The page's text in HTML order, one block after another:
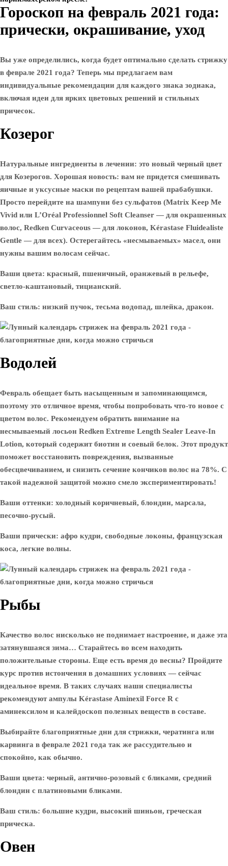
Гороскоп на февраль 2021 года:
прически, окрашивание, уход
Вы уже определились, когда будет оптимально сделать стрижку
в феврале 2021 года? Теперь мы предлагаем вам
индивидуальные рекомендации для каждого знака зодиака,
включая идеи для ярких цветовых решений и стильных
причесок.
Козерог
Натуральные ингредиенты в лечении: это новый черный цвет
для Козерогов. Хорошая новость: вам не придется смешивать
яичные и уксусные маски по рецептам вашей прабабушки.
Просто перейдите на шампуни без сульфатов (Matrix Keep Me
Vivid или L’Oréal Professionnel Soft Cleanser — для окрашенных
волос, Redken Curvaceous — для локонов, Kérastase Fluidealiste
Gentle — для всех). Остерегайтесь «несмываемых» масел, они
нужны вашим волосам сейчас.
Ваши цвета: красный, пшеничный, оранжевый в рельефе,
светло-каштановый, тицианский.
Ваш стиль: низкий пучок, тесьма водопад, шлейка, дракон.
Водолей
Февраль обещает быть насыщенным и запоминающимся,
поэтому это отличное время, чтобы попробовать что-то новое с
цветом волос. Рекомендуем обратить внимание на
несмываемый лосьон Redken Extreme Length Sealer Leave-In
Lotion, который содержит биотин и соевый белок. Этот продукт
поможет восстановить повреждения, вызванные
обесцвечиванием, и снизить сечение кончиков волос на 78%. С
такой надежной защитой можно смело экспериментировать!
Ваши оттенки: холодный коричневый, блондин, марсала,
песочно-русый.
Ваши прически: афро кудри, свободные локоны, французская
коса, легкие волны.
Рыбы
Качество волос нисколько не поднимает настроение, и даже эта
затянувшаяся зима… Старайтесь во всем находить
положительные стороны. Еще есть время до весны? Пройдите
курс против истончения в домашних условиях — сейчас
идеальное время. В таких случаях наши специалисты
рекомендуют ампулы Kérastase Aminexil Force R с
аминексилом и калейдоскоп полезных веществ в составе.
Выбирайте благоприятные дни для стрижки, чератинга или
карвинга в феврале 2021 года так же рассудительно и
спокойно, как обычно.
Ваши цвета: черный, антично-розовый с бликами, средний
блондин с платиновыми бликами.
Ваш стиль: большие кудри, высокий шиньон, греческая
прическа.
Овен